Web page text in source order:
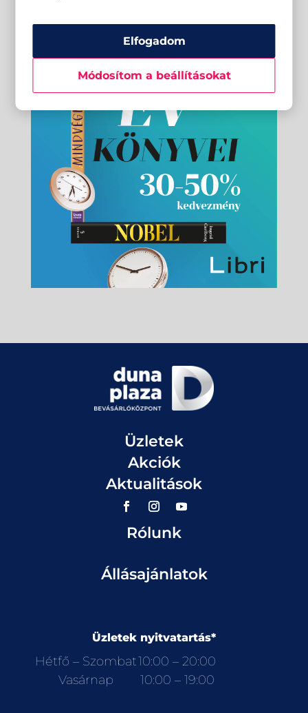
Üzletek
Akciók
Aktualitások
Rólunk
Állásajánlatok
Üzletek nyitvatartás*
Hétfő – Szombat10:00 – 20:00
Vasárnap
10:00 – 19:00
Elfogadom
Módosítom a beállításokat